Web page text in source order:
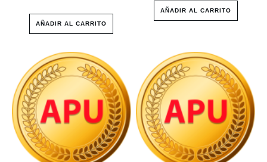
AÑADIR AL CARRITO
AÑADIR AL CARRITO